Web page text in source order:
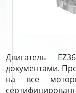
Двигатель
документами.
на все